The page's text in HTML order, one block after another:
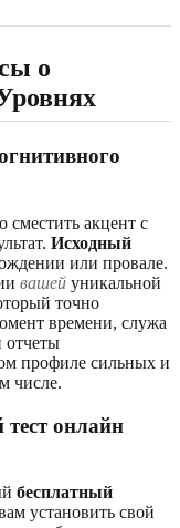
о
акцент с
Исходный
или провале.
вашей уникальной
точно
времени, служа
отчеты
профиле сильных и
числе.
онлайн
бесплатный
установить свой